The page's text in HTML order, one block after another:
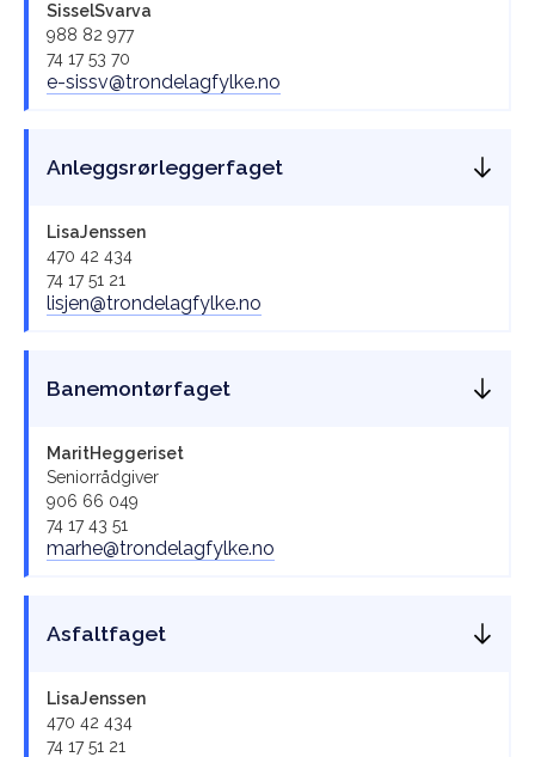
SisselSvarva
988 82 977
74 17 53 70
e-sissv@trondelagfylke.no
Anleggsrørleggerfaget
LisaJenssen
470 42 434
74 17 51 21
lisjen@trondelagfylke.no
Banemontørfaget
MaritHeggeriset
Seniorrådgiver
906 66 049
74 17 43 51
marhe@trondelagfylke.no
Asfaltfaget
LisaJenssen
470 42 434
74 17 51 21